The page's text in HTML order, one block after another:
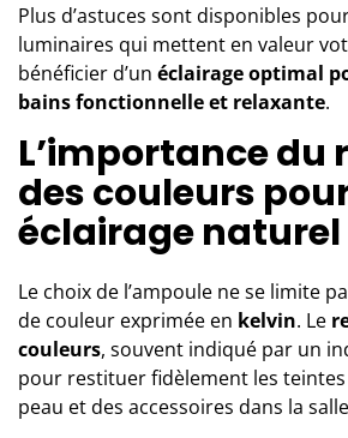
Plus d’astuces sont disponibles
luminaires qui mettent en valeur
bénéficier d’un éclairage optimal
bains fonctionnelle et relaxante.
L’importance du
des couleurs
éclairage naturel
Le choix de l’ampoule ne se limite
de couleur exprimée en kelvin. Le
couleurs, souvent indiqué par un
pour restituer fidèlement les
peau et des accessoires dans la